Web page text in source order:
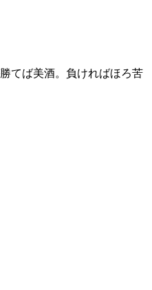
てば美酒。負ければほろ苦